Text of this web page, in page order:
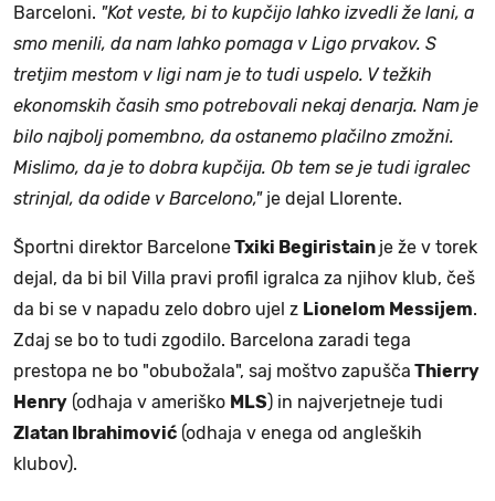
Barceloni. "Kot veste, bi to kupčijo lahko izvedli že lani, a
smo menili, da nam lahko pomaga v Ligo prvakov. S
tretjim mestom v ligi nam je to tudi uspelo. V težkih
ekonomskih časih smo potrebovali nekaj denarja. Nam je
bilo najbolj pomembno, da ostanemo plačilno zmožni.
Mislimo, da je to dobra kupčija. Ob tem se je tudi igralec
strinjal, da odide v Barcelono,"je dejal Llorente.
Športni direktor BarceloneTxiki Begiristain je že v torek
dejal, da bi bil Villa pravi profil igralca za njihov klub, češ
da bi se v napadu zelo dobro ujel z Lionelom Messijem.
Zdaj se bo to tudi zgodilo. Barcelona zaradi tega
prestopa ne bo "obubožala", saj moštvo zapušča Thierry
Henry (odhaja v ameriško MLS) in najverjetneje tudi
Zlatan Ibrahimović (odhaja v enega od angleških
klubov).